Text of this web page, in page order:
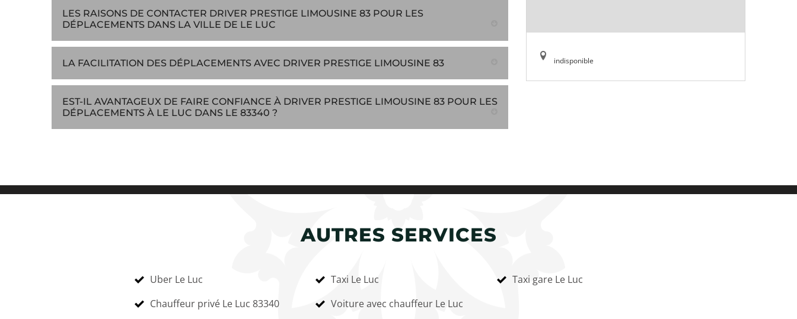
LES RAISONS DE CONTACTER DRIVER PRESTIGE LIMOUSINE 83 POUR LES
DÉPLACEMENTS DANS LA VILLE DE LE LUC
LA FACILITATION DES DÉPLACEMENTS AVEC DRIVER PRESTIGE LIMOUSINE 83
EST-IL AVANTAGEUX DE FAIRE CONFIANCE À DRIVER PRESTIGE LIMOUSINE 83 POUR LES
DÉPLACEMENTS À LE LUC DANS LE 83340 ?
indisponible
AUTRES SERVICES
Uber Le Luc
Chauffeur privé Le Luc 83340
Taxi Le Luc
Voiture avec chauffeur Le Luc
Taxi gare Le Luc